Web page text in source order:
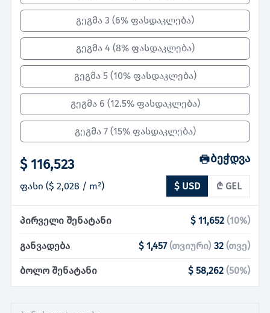
გეგმა 3 (6% ფასდაკლება)
გეგმა 4 (8% ფასდაკლება)
გეგმა 5 (10% ფასდაკლება)
გეგმა 6 (12.5% ფასდაკლება)
გეგმა 7 (15% ფასდაკლება)
$ 116,523
ფასი ($ 2,028 / m²)
ბეჭდვა
$ USD ₾ GEL
პირველი შენატანი $ 11,652 (10%)
განვადება $ 1,457(თვიური) 32(თვე)
ბოლო შენატანი $ 58,262 (50%)